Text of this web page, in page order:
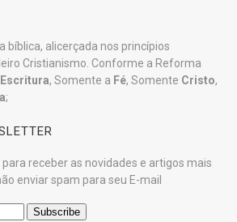
bíblica, alicerçada nos princípios
Cristianismo. Conforme a Reforma
Escritura, Somente a Fé, Somente Cristo,
;
receber as novidades e artigos mais
enviar spam para seu E-mail